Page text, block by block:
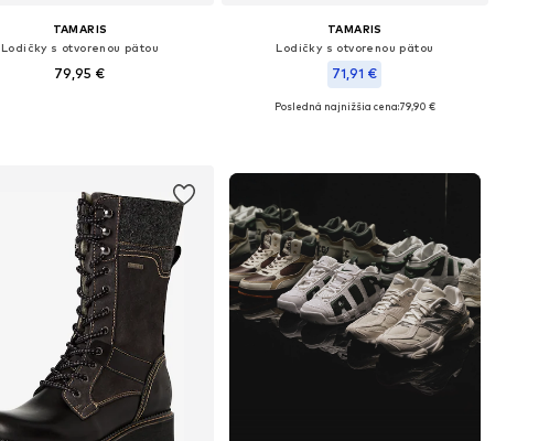
TAMARIS
Lodičky s otvorenou pätou
79,95 €
TAMARIS
Lodičky s otvorenou pätou
71,91 €
Dostupné veľkosti: 36, 37, 38, 39, 40, 41
Posledná najnižšia cena:79,90 €